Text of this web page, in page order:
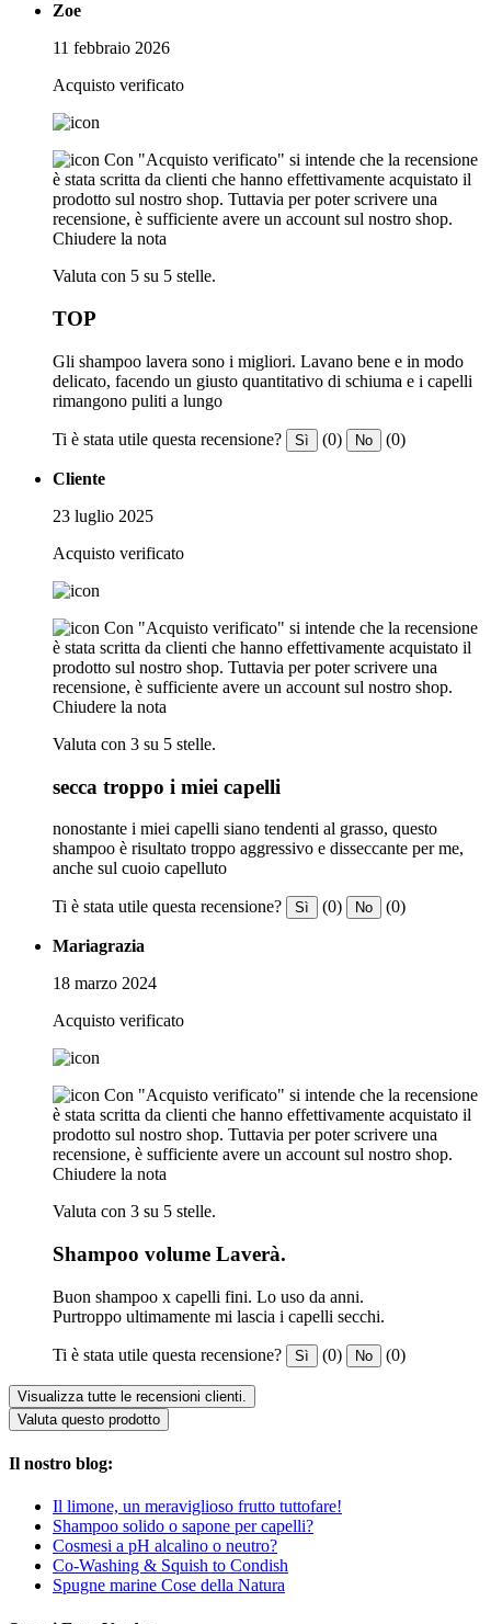
Zoe
11 febbraio 2026
Acquisto verificato
Con "Acquisto verificato" si intende che la recensione
è stata scritta da clienti che hanno effettivamente acquistato il
prodotto sul nostro shop. Tuttavia per poter scrivere una
recensione, è sufficiente avere un account sul nostro shop.
Chiudere la nota
Valuta con 5 su 5 stelle.
TOP
Gli shampoo lavera sono i migliori. Lavano bene e in modo
delicato, facendo un giusto quantitativo di schiuma e i capelli
rimangono puliti a lungo
Ti è stata utile questa recensione? Sì (0) No (0)
Cliente
23 luglio 2025
Acquisto verificato
Con "Acquisto verificato" si intende che la recensione
è stata scritta da clienti che hanno effettivamente acquistato il
prodotto sul nostro shop. Tuttavia per poter scrivere una
recensione, è sufficiente avere un account sul nostro shop.
Chiudere la nota
Valuta con 3 su 5 stelle.
secca troppo i miei capelli
nonostante i miei capelli siano tendenti al grasso, questo
shampoo è risultato troppo aggressivo e disseccante per me,
anche sul cuoio capelluto
Ti è stata utile questa recensione? Sì (0) No (0)
Mariagrazia
18 marzo 2024
Acquisto verificato
Con "Acquisto verificato" si intende che la recensione
è stata scritta da clienti che hanno effettivamente acquistato il
prodotto sul nostro shop. Tuttavia per poter scrivere una
recensione, è sufficiente avere un account sul nostro shop.
Chiudere la nota
Valuta con 3 su 5 stelle.
Shampoo volume Laverà.
Buon shampoo x capelli fini. Lo uso da anni.
Purtroppo ultimamente mi lascia i capelli secchi.
Ti è stata utile questa recensione? Sì (0) No (0)
Visualizza tutte le recensioni clienti.
Valuta questo prodotto
Il nostro blog:
Il limone, un meraviglioso frutto tuttofare!
Shampoo solido o sapone per capelli?
Cosmesi a pH alcalino o neutro?
Co-Washing & Squish to Condish
Spugne marine Cose della Natura